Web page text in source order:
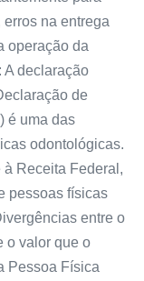
na entrega
operação da
A declaração
de
é uma das
odontológicas.
Receita Federal,
pessoas físicas
entre o
o valor que o
Pessoa Física